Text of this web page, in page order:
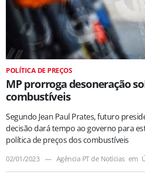
POLÍTICA DE PREÇOS
MP prorroga desoneração
combustíveis
Segundo Jean Paul Prates, futuro
decisão dará tempo ao governo para
política de preços dos combustíveis
02/01/2023 — Agência PT de Notícias em